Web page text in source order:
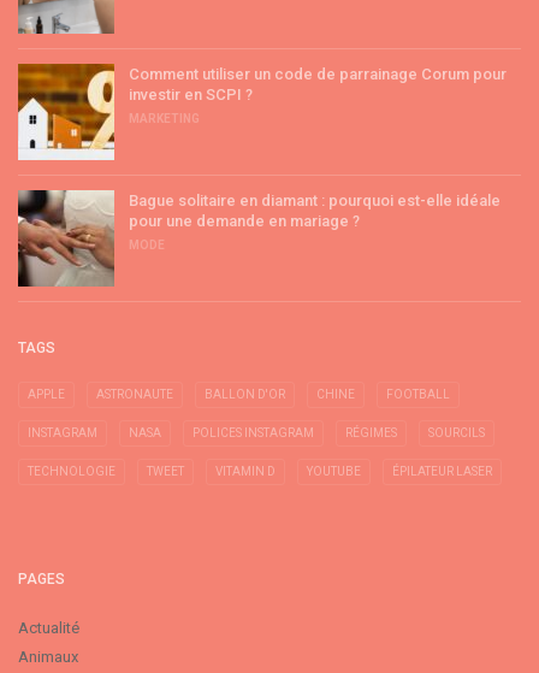
Comment utiliser un code de parrainage Corum pour
investir en SCPI ?
MARKETING
Bague solitaire en diamant : pourquoi est-elle idéale
pour une demande en mariage ?
MODE
TAGS
APPLE ASTRONAUTE BALLON D'OR CHINE FOOTBALL
INSTAGRAM NASA POLICES INSTAGRAM RÉGIMES SOURCILS
TECHNOLOGIE TWEET VITAMIN D YOUTUBE ÉPILATEUR LASER
PAGES
Actualité
Animaux